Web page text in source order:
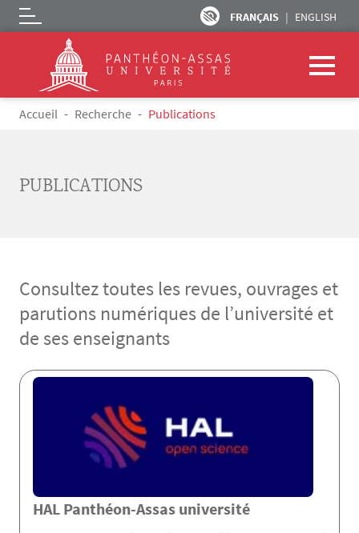
Aller au contenu principal
FRANÇAIS ENGLISH
Logo
Fil d'Ariane
Accueil Recherche Publications
PUBLICATIONS
Consultez toutes les revues, ouvrages et
parutions numériques de l’université et
de ses enseignants
Menu Assas
HAL Panthéon-Assas université